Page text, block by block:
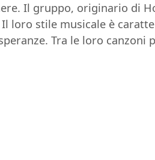
Il gruppo, originario di
loro stile musicale è
Tra le loro canzoni